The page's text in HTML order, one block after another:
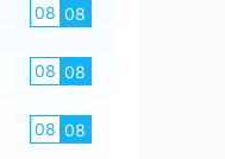
08 08
08 08
08 08